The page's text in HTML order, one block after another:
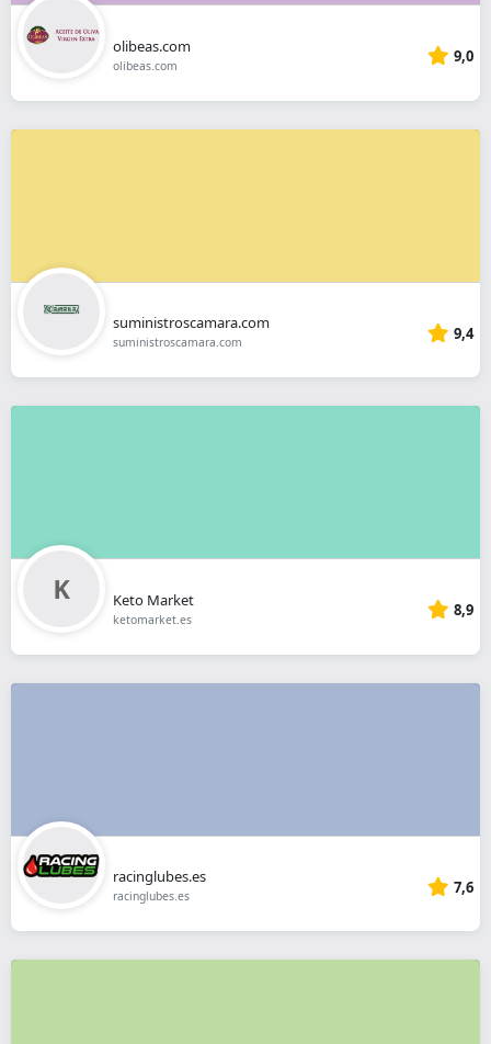
olibeas.com
olibeas.com 9,0
suministroscamara.com
suministroscamara.com 9,4
Keto Market
ketomarket.es 8,9
racinglubes.es
racinglubes.es 7,6